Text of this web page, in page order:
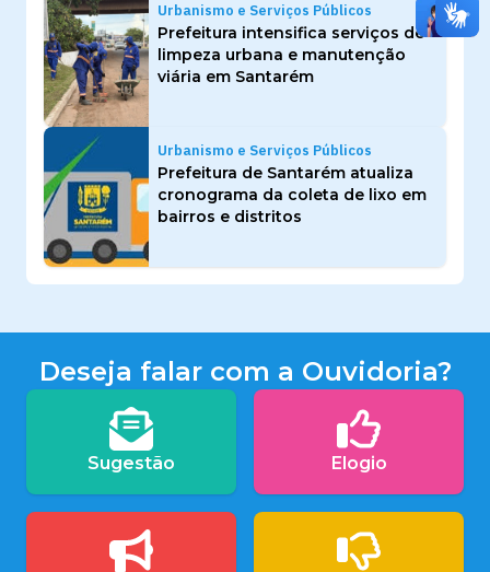
Urbanismo e Serviços Públicos
Prefeitura intensifica serviços de
limpeza urbana e manutenção
viária em Santarém
Urbanismo e Serviços Públicos
Prefeitura de Santarém atualiza
cronograma da coleta de lixo em
bairros e distritos
Deseja falar com a Ouvidoria?
Sugestão Elogio